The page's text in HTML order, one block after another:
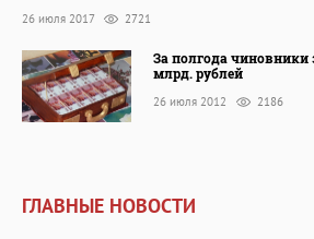
26 июля 2017 2721
За полгода чиновники
млрд. рублей
26 июля 2012 2186
ГЛАВНЫЕ НОВОСТИ